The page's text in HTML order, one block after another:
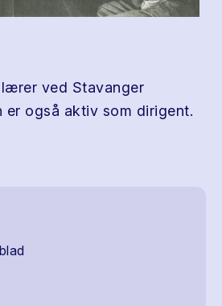
ved Stavanger
er også aktiv som dirigent.